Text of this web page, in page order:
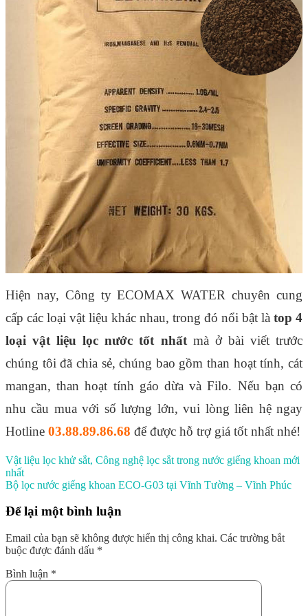
Hiện nay, Công ty ECOMAX WATER chuyên cung
cấp các loại vật liệu khác nhau, trong đó nổi bật là top 4
loại vật liệu lọc nước tốt nhấtmà ở bài viết trước
chúng tôi đã chia sẻ, chúng bao gồm than hoạt tính, cát
mangan, than hoạt tính gáo dừa và Filo. Nếu bạn có
nhu cầu mua với số lượng lớn, vui lòng liên hệ ngay
Hotline 03.88.89.86.68 để được hỗ trợ giá tốt nhất nhé!
Vật liệu lọc khử sắt, Công nghệ lọc sắt trong nước giếng khoan mới
nhất
Bộ lọc nước giếng khoan ECO-G03 tại Vĩnh Tường – Vĩnh Phúc
Để lại một bình luận
Email của bạn sẽ không được hiển thị công khai. Các trường bắt
buộc được đánh dấu *
Bình luận *